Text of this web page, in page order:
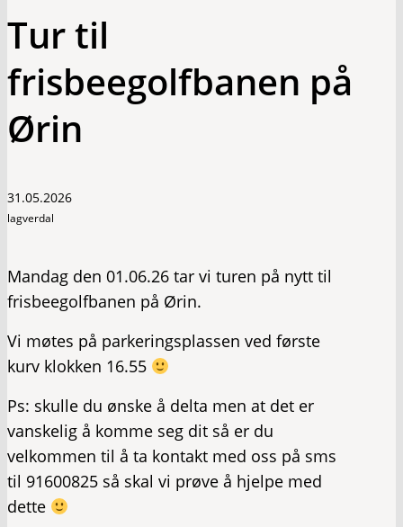
Tur til
frisbeegolfbanen på
Ørin
31.05.2026
lagverdal
Mandag den 01.06.26 tar vi turen på nytt til
frisbeegolfbanen på Ørin.
Vi møtes på parkeringsplassen ved første
kurv klokken 16.55
Ps: skulle du ønske å delta men at det er
vanskelig å komme seg dit så er du
velkommen til å ta kontakt med oss på sms
til 91600825 så skal vi prøve å hjelpe med
dette